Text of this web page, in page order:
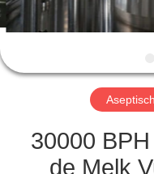
ONS
VERZOEK
EEN
CITAAT
30000
de Melk